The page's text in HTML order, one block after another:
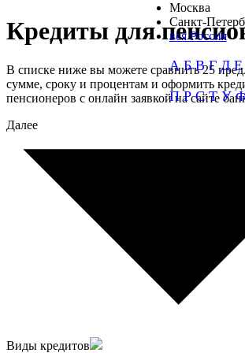
Москва
Санкт-
вся Россия
А Б В Г Д Е
П Р С Т У
Кредиты для
В списке ниже вы можете сравнить 25
сумме, сроку и процентам и оформить
пенсионеров с онлайн заявкой на сайте
Далее
Виды кредитов